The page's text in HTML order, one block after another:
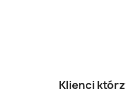
Klienci